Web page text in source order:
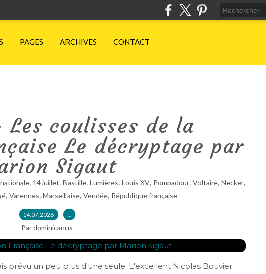
PAGES ARCHIVES CONTACT
coulisses de la
Le décryptage par
Sigaut
, 14 juillet, Bastille, Lumières, Louis XV, Pompadour, Voltaire, Necker,
, Varennes, Marseillaise, Vendée, République française
14.07.2026 …
Par dominicanus
prévu un peu plus d'une seule. L'excellent Nicolas Bouvier